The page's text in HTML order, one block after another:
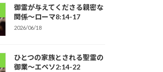
御霊が与えてくださる親密な
関係～ローマ8:14-17
2026/06/18
ひとつの家族とされる聖霊の
御業～エペソ2:14-22